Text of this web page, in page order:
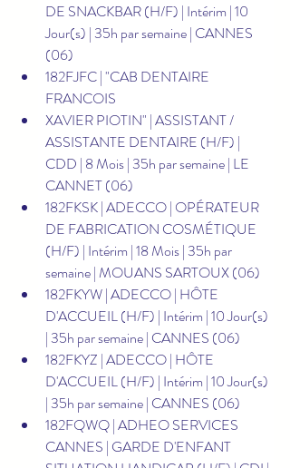
DE SNACKBAR (H/F) | Intérim | 10
Jour(s) | 35h par semaine | CANNES
(06)
182FJFC | "CAB DENTAIRE
FRANCOIS
XAVIER PIOTIN" | ASSISTANT /
ASSISTANTE DENTAIRE (H/F) |
CDD | 8 Mois | 35h par semaine | LE
CANNET (06)
182FKSK | ADECCO | OPÉRATEUR
DE FABRICATION COSMÉTIQUE
(H/F) | Intérim | 18 Mois | 35h par
semaine | MOUANS SARTOUX (06)
182FKYW | ADECCO | HÔTE
D'ACCUEIL (H/F) | Intérim | 10 Jour(s)
| 35h par semaine | CANNES (06)
182FKYZ | ADECCO | HÔTE
D'ACCUEIL (H/F) | Intérim | 10 Jour(s)
| 35h par semaine | CANNES (06)
182FQWQ | ADHEO SERVICES
CANNES | GARDE D'ENFANT